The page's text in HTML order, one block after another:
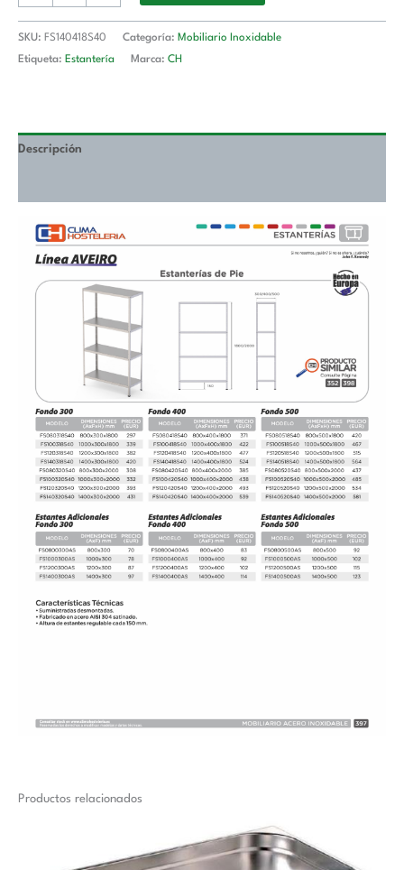
FS140418S40
SKU: FS140418S40 Categoría: Mobiliario Inoxidable
Etiqueta: Estantería Marca: CH
Descripción
Productos relacionados